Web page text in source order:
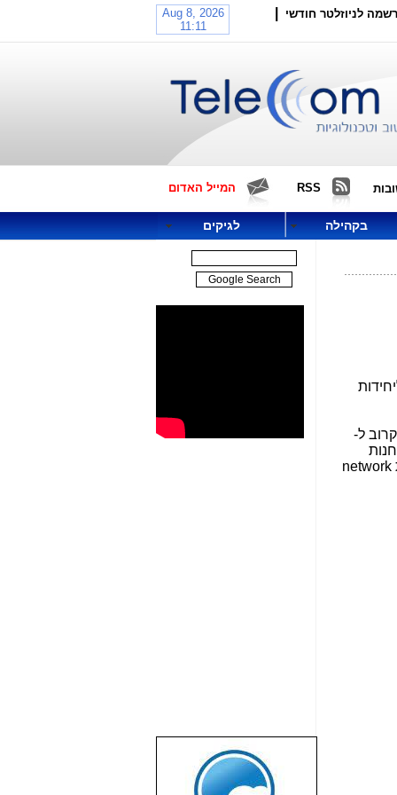
לניוזלטר חודשי
RSS המייל האדום
בקהילה לגיקים
ליחידות
ל-
network
שבוע טוב לכל
הגולשים באשר